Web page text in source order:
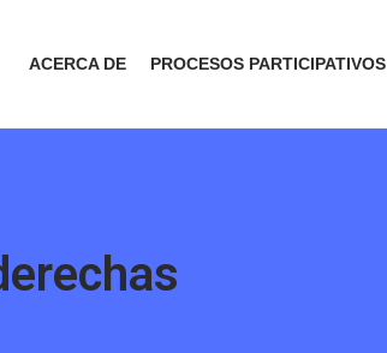
ACERCA DE PROCESOS PARTICIPATIVOS